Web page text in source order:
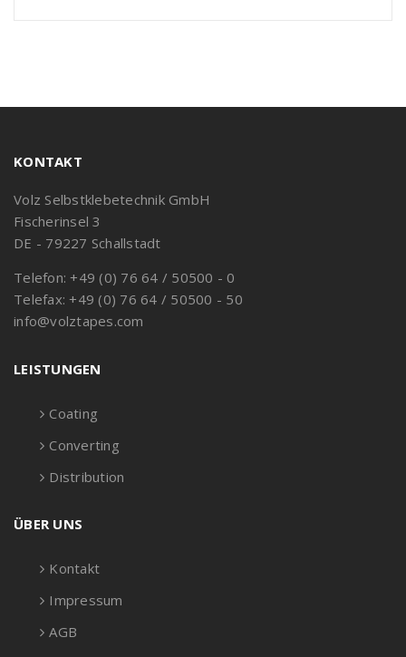
KONTAKT
Volz Selbstklebetechnik GmbH
Fischerinsel 3
DE - 79227 Schallstadt
Telefon: +49 (0) 76 64 / 50500 - 0
Telefax: +49 (0) 76 64 / 50500 - 50
info@volztapes.com
LEISTUNGEN
Coating
Converting
Distribution
ÜBER UNS
Kontakt
Impressum
AGB